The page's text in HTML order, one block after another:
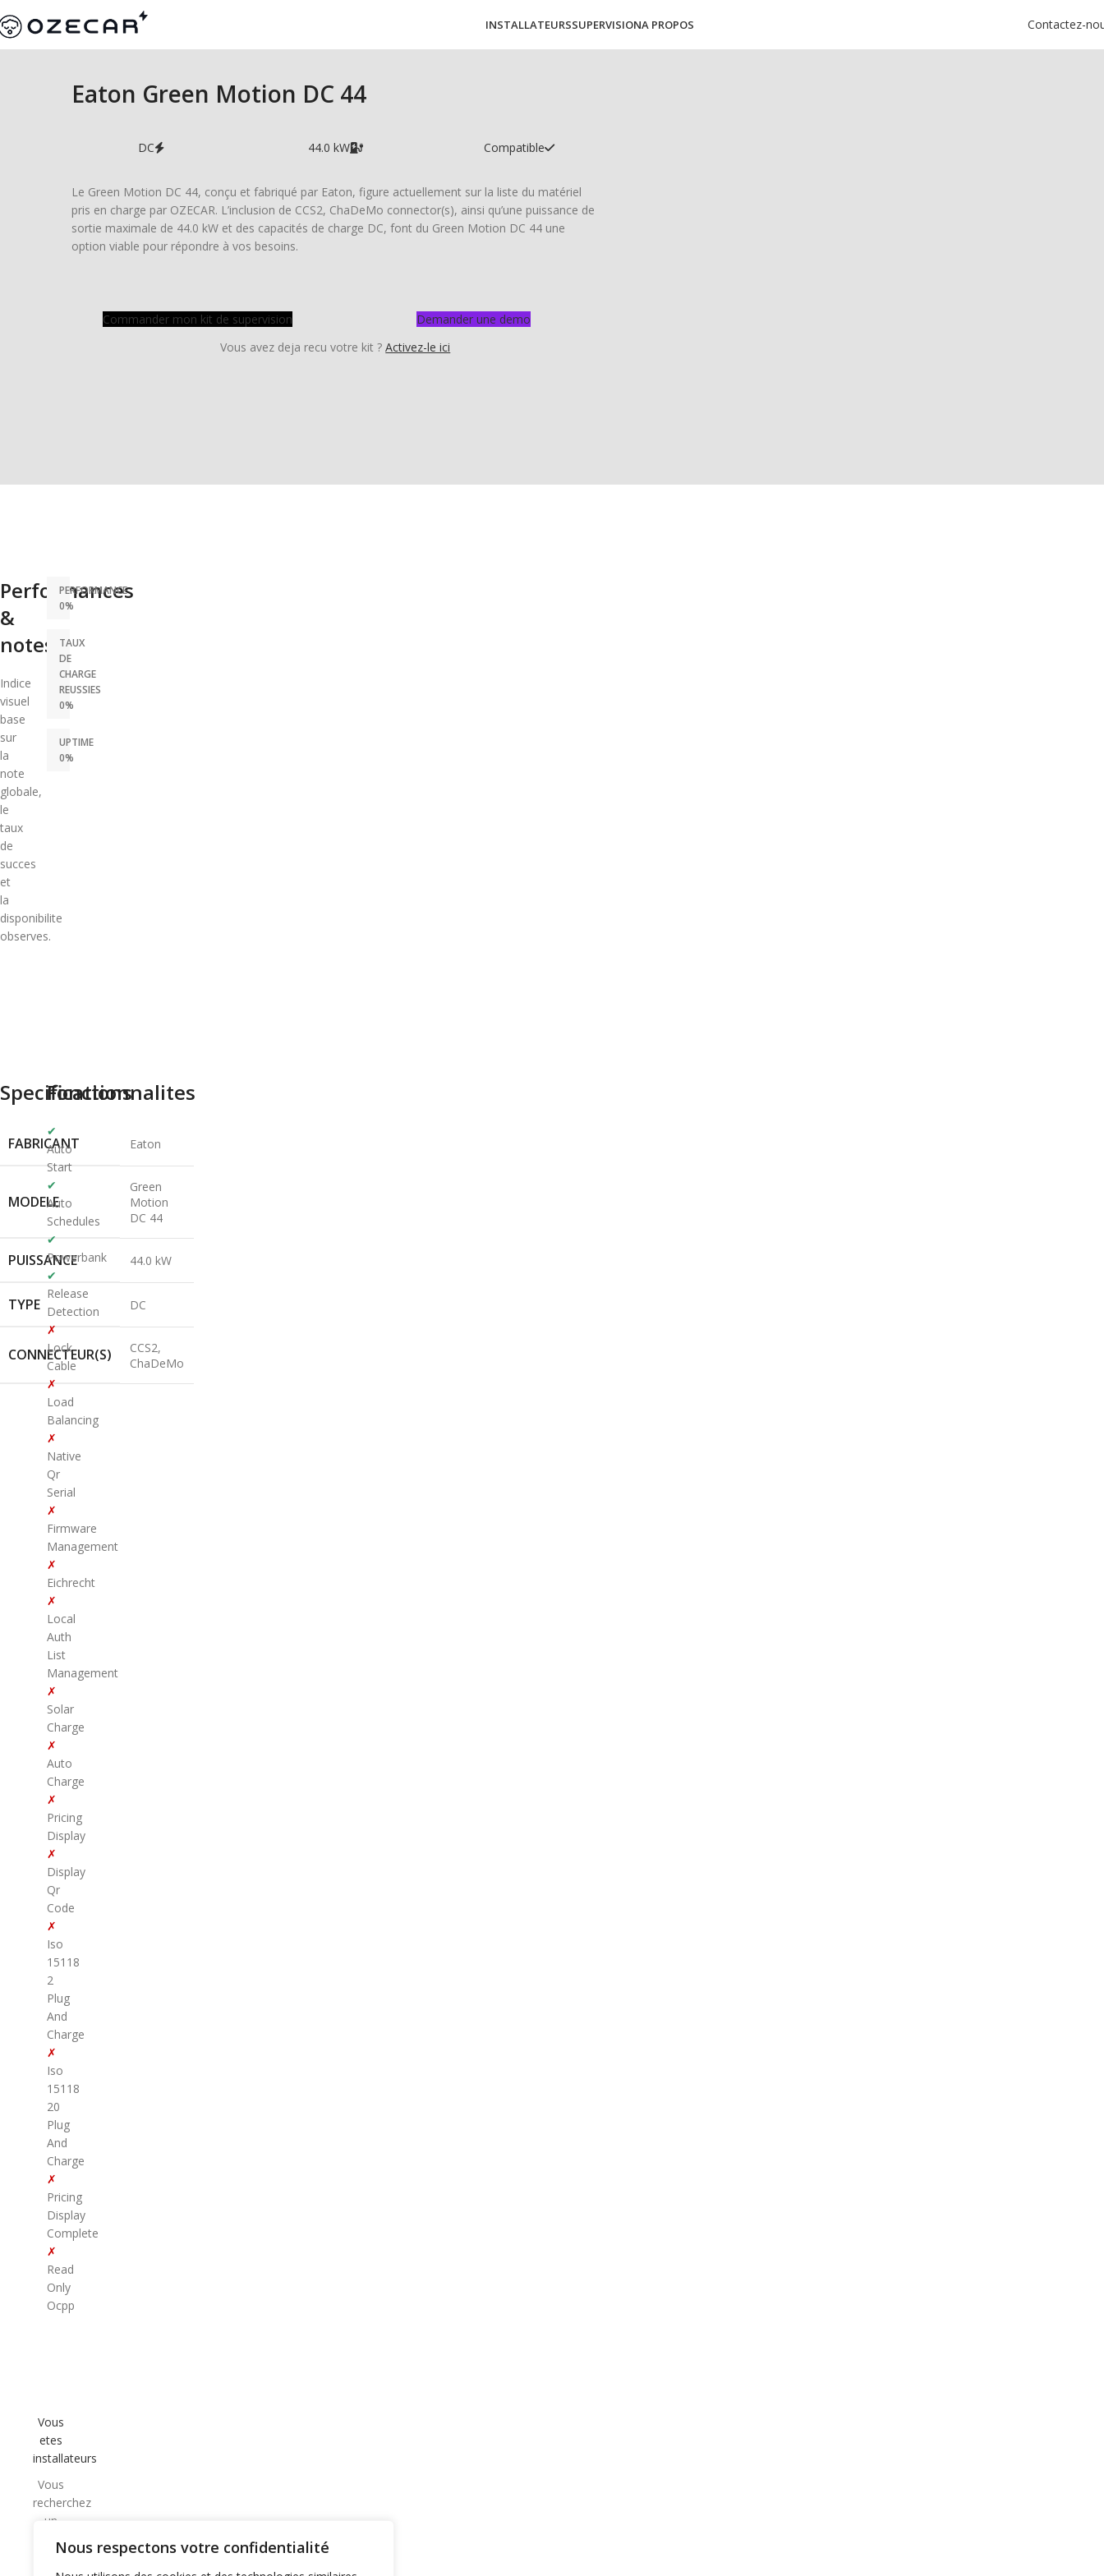
Nous respectons votre confidentialité
INSTALLATEURSSUPERVISIONA PROPOS Contactez-
Eaton Green Motion DC 44
DC 44.0 kW Compatible
Le Green Motion DC 44, conçu et fabriqué par Eaton, figure actuellement sur la liste du matériel
pris en charge par OZECAR. L’inclusion de CCS2, ChaDeMo connector(s), ainsi qu’une puissance de
sortie maximale de 44.0 kW et des capacités de charge DC, font du Green Motion DC 44 une
option viable pour répondre à vos besoins.
Commander mon kit de supervision
Demander une demo
Vous avez deja recu votre kit ?Activez-le ici
Performances
&
notes
Indice
visuel
base
sur
la
note
globale,
le
taux
de
succes
et
la
disponibilite
observes.
PERFORMANCE
0%
TAUX
DE
CHARGE
REUSSIES
0%
UPTIME
0%
Specifications
FABRICANT Eaton
MODELE
Green
Motion
DC 44
PUISSANCE 44.0 kW
TYPE DC
CONNECTEUR(S)
CCS2,
ChaDeMo
Fonctionnalites
✔
Auto
Start
✔
Auto
Schedules
✔
Powerbank
✔
Release
Detection
✗
Lock
Cable
✗
Load
Balancing
✗
Native
Qr
Serial
✗
Firmware
Management
✗
Eichrecht
✗
Local
Auth
List
Management
✗
Solar
Charge
✗
Auto
Charge
✗
Pricing
Display
✗
Display
Qr
Code
✗
Iso
15118
2
Plug
And
Charge
✗
Iso
15118
20
Plug
And
Charge
✗
Pricing
Display
Complete
✗
Read
Only
Ocpp
Vous
etes
installateurs
Vous
recherchez
un
partenaire
CPO